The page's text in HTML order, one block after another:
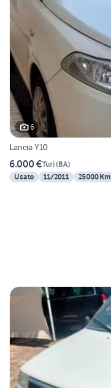
6
Lancia Y10
6.000 €Turi(BA)
Usato
11/2011 25000 Km